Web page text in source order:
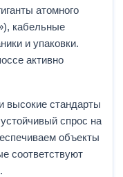
атомного
кабельные
и упаковки.
активно
высокие стандарты
спрос на
объекты
соответствуют